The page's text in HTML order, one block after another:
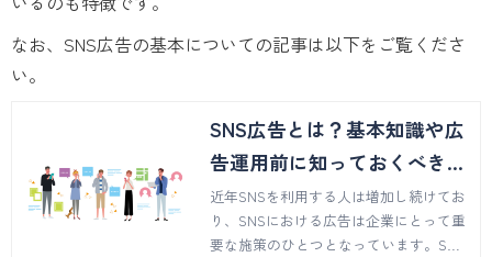
なお、SNS広告の基本についての記事は以下をご覧くださ
い。
SNS広告とは？基本知識や広
告運用前に知っておくべきポ
イントもご紹介！
近年SNSを利用する人は増加し続けてお
り、SNSにおける広告は企業にとって重
要な施策のひとつとなっています。SNS